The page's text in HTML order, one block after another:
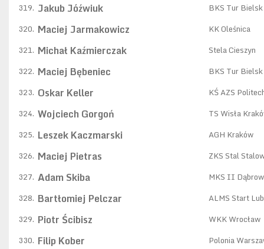
319. Jakub Jóźwiuk
BKS Tur
320. Maciej Jarmakowicz
KK Oleśnica
321. Michał Kaźmierczak
Stela Cieszyn
322. Maciej Bębeniec
BKS Tur
323. Oskar Keller
KŚ AZS
324. Wojciech Gorgoń
TS Wisła
325. Leszek Kaczmarski
AGH Kraków
326. Maciej Pietras
ZKS Stal
327. Adam Skiba
MKS II
328. Bartłomiej Pelczar
ALMS Start
329. Piotr Ścibisz
WKK Wrocław
330. Filip Kober
Polonia